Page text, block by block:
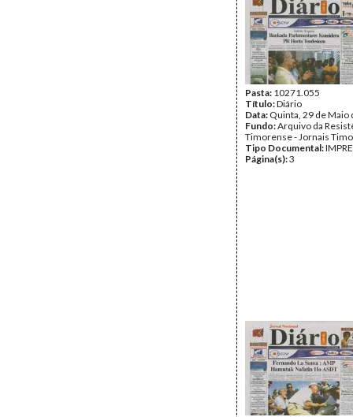
Pasta: 10271.055
Título:Diário
Data: Quinta, 29 de Maio
Fundo:Arquivo da
Timorense - Jornais
Tipo Documental:
Página(s):3